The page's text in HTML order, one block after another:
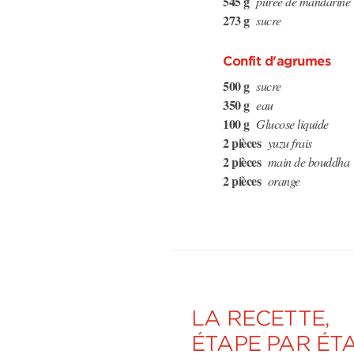
273 g sucre
Confit d'agrumes
500 g sucre
350 g eau
100 g Glucose liquide
2 pièces yuzu frais
2 pièces main de bouddha
2 pièces orange
LA RECETTE,
ÉTAPE PAR